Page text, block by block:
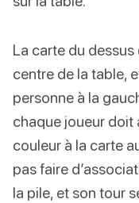
La carte du
centre de la table,
personne à la
chaque joueur doit
couleur à la carte
pas faire
la pile, et son tour